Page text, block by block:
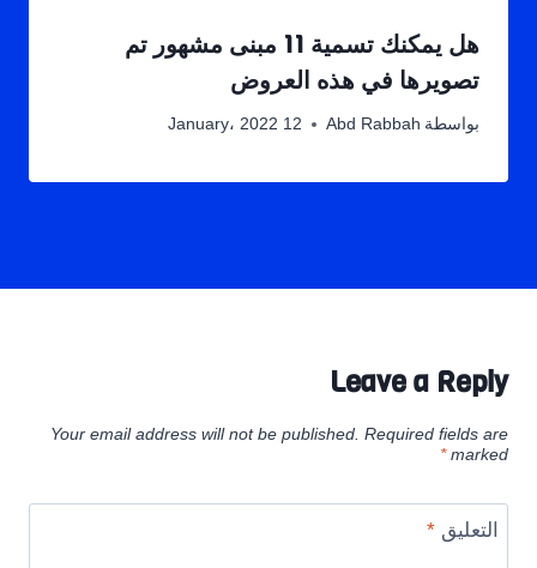
هل يمكنك تسمية 11 مبنى مشهور تم
تصويرها في هذه العروض
بواسطة Abd Rabbah 12 January، 2022
Leave a Reply
Your email address will not be published. Required fields are
marked
*
التعليق*